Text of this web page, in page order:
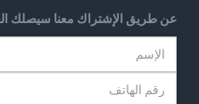
عن طريق الإشتراك معنا سيصلك